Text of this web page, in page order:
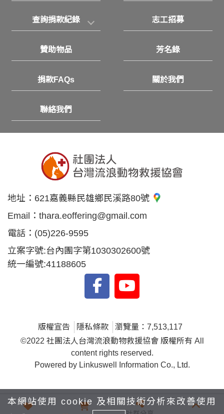
查詢捐款紀錄 志工招募
贊助物品 芳名錄
捐款FAQs 關於我們
聯絡我們
地址： 621嘉義縣民雄鄉民溪路80號
Email： thara.eoffering@gmail.com
電話： (05)226-9595
立案字號:台內團字第1030302600號
統一編號:41188605
版權宣告 隱私條款
瀏覽量：7,513,117
©2022 社團法人台灣流浪動物救援協會 版權所有 All
content rights reserved.
Powered by Linkuswell Information Co., Ltd.
本網站使用 cookie 及相關技術分析來改善使用